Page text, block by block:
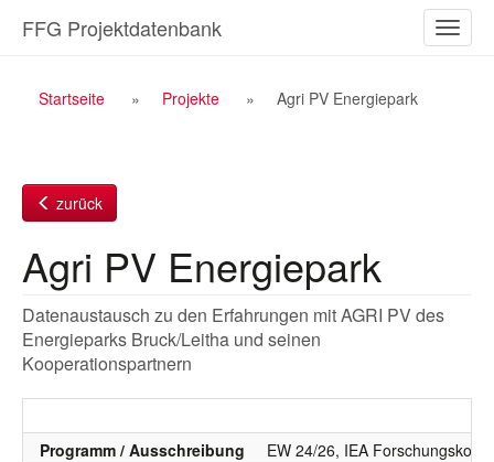
Inhalt
ein-/
FFG Projektdatenbank
Breadcrumb
Startseite Projekte Agri PV Energiepark
zurück
Agri PV Energiepark
Datenaustausch zu den Erfahrungen mit AGRI PV des
Energieparks Bruck/Leitha und seinen
Kooperationspartnern
Programm / Ausschreibung
EW 24/26, IEA